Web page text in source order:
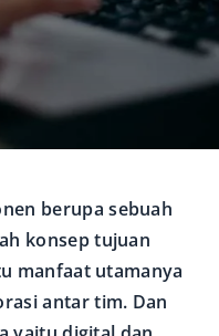
berupa sebuah
konsep tujuan
manfaat utamanya
antar tim. Dan